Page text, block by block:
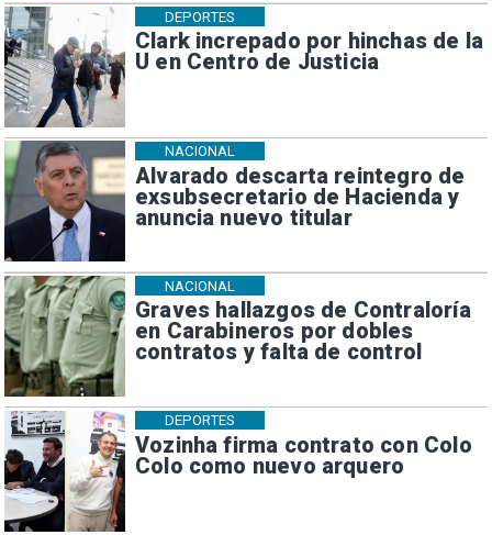
Clark increpado por hinchas de la
U en Centro de Justicia
DEPORTES
Alvarado descarta reintegro de
exsubsecretario de Hacienda y
anuncia nuevo titular
NACIONAL
Graves hallazgos de Contraloría
en Carabineros por dobles
contratos y falta de control
NACIONAL
Vozinha firma contrato con Colo
Colo como nuevo arquero
DEPORTES